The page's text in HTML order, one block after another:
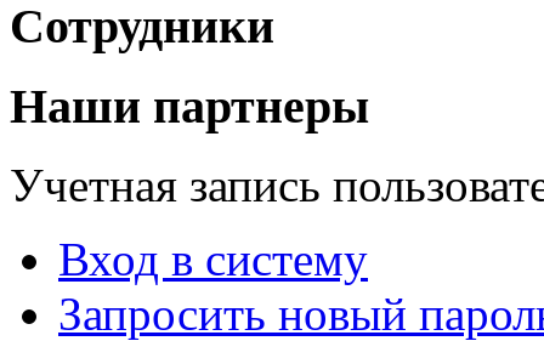
Сотрудники
Наши партнеры
Учетная запись
Вход в систему
Запросить новый